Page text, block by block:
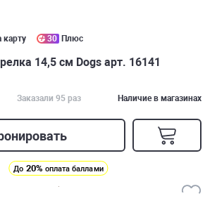
карту 30 Плюс
14,5 см Dogs арт. 16141
Заказали 95 раз Наличие в магазинах
До 20% оплата баллами